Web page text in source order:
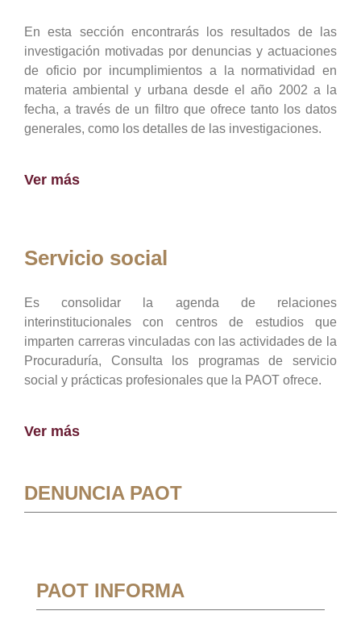
En esta sección encontrarás los resultados de las
investigación motivadas por denuncias y actuaciones
de oficio por incumplimientos a la normatividad en
materia ambiental y urbana desde el año 2002 a la
fecha, a través de un filtro que ofrece tanto los datos
generales, como los detalles de las investigaciones.
Ver más
Servicio social
Es consolidar la agenda de relaciones
interinstitucionales con centros de estudios que
imparten carreras vinculadas con las actividades de la
Procuraduría, Consulta los programas de servicio
social y prácticas profesionales que la PAOT ofrece.
Ver más
DENUNCIA PAOT
PAOT INFORMA